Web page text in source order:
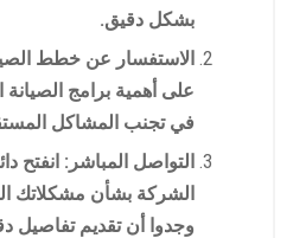
بشكل دقيق.
الاستفسار عن خطط
على أهمية برامج الصيانة
في تجنب المشاكل
التواصل المباشر: انفتح
الشركة بشأن مشكلاتك
وجدوا أن تقديم تفاصيل